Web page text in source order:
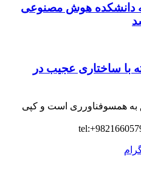
به دانشکده هوش مصنوعی
با ساختاری عجیب در
به همسوفناورری است و کپی